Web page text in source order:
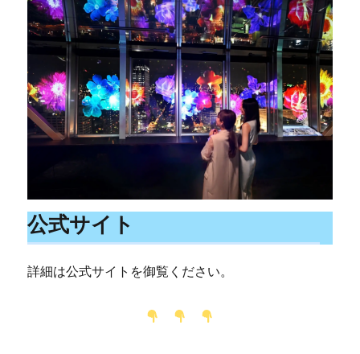
公式サイト
詳細は公式サイトを御覧ください。